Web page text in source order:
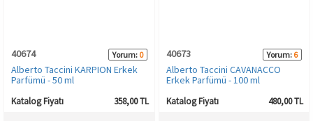
40674 Yorum: 0
Alberto Taccini KARPION Erkek
Parfümü - 50 ml
Katalog Fiyatı 358,00 TL
40673 Yorum: 6
Alberto Taccini CAVANACCO
Erkek Parfümü - 100 ml
Katalog Fiyatı 480,00 TL